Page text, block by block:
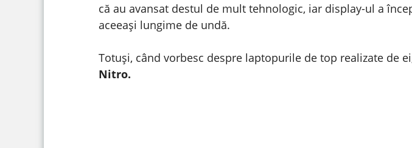
că au avansat destul de mult tehnologic, iar display-ul a
aceeași lungime de undă.
Totuși, când vorbesc despre laptopurile de top realizate de
Nitro.